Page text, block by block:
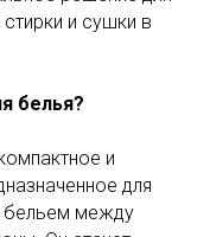
и сушки в
белья?
и
для
бельем между